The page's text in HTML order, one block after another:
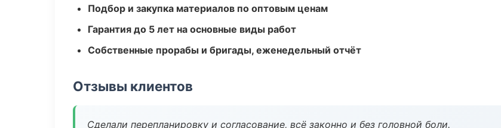
Подбор и закупка материалов по оптовым ценам
Гарантия до 5 лет на основные виды работ
Собственные прорабы и бригады, еженедельный отчёт
Отзывы клиентов
Сделали перепланировку и согласование, всё законно и без головной боли.